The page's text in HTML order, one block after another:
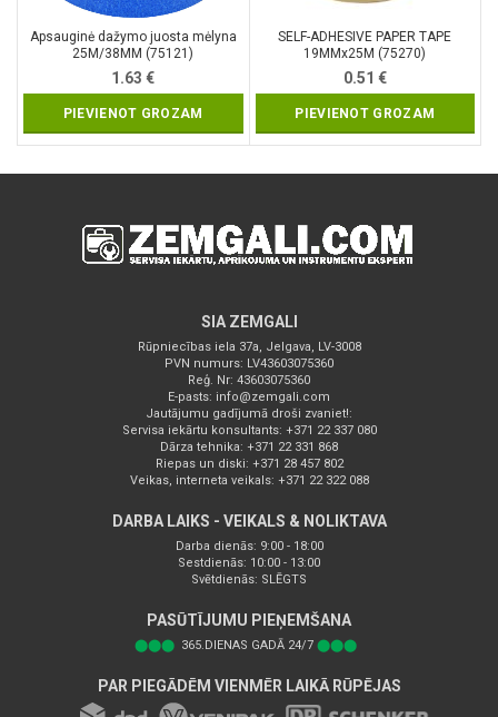
Apsauginė dažymo juosta mėlyna
25M/38MM (75121)
1.63€
PIEVIENOT GROZAM
SELF-ADHESIVE PAPER TAPE
19MMx25M (75270)
0.51 €
PIEVIENOT GROZAM
SIA ZEMGALI
Rūpniecības iela 37a, Jelgava, LV-3008
PVN numurs: LV43603075360
Reģ. Nr: 43603075360
E-pasts: info@zemgali.com
Jautājumu gadījumā droši zvaniet!:
Servisa iekārtu konsultants: +371 22 337 080
Dārza tehnika: +371 22 331 868
Riepas un diski: +371 28 457 802
Veikas, interneta veikals: +371 22 322 088
DARBA LAIKS - VEIKALS & NOLIKTAVA
Darba dienās: 9:00 - 18:00
Sestdienās: 10:00 - 13:00
Svētdienās: SLĒGTS
PASŪTĪJUMU PIEŅEMŠANA
⬤⬤⬤ 365.DIENAS GADĀ 24/7 ⬤⬤⬤
PAR PIEGĀDĒM VIENMĒR LAIKĀ RŪPĒJAS